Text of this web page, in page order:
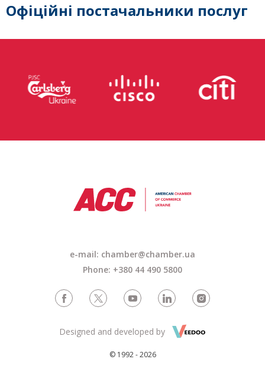
Офіційні постачальники послуг
e-mail: chamber@chamber.ua
Phone: +380 44 490 5800
© 1992 - 2026
Designed and developed by